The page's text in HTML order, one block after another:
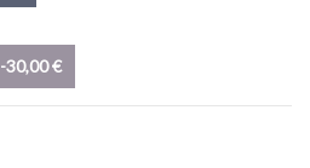
-30,00 €